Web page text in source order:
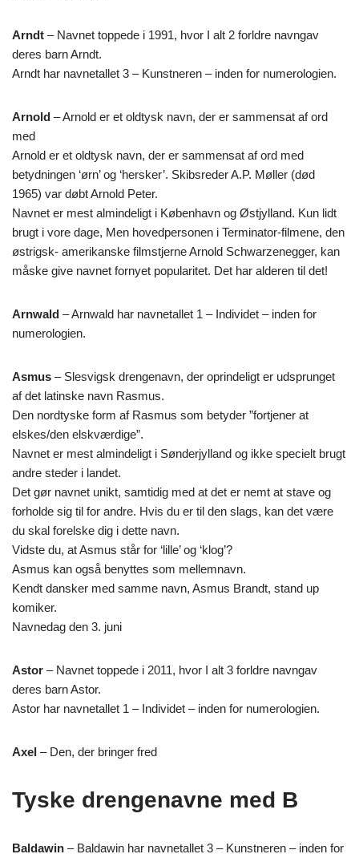
Arndt – Navnet toppede i 1991, hvor I alt 2 forldre navngav
deres barn Arndt.
Arndt har navnetallet 3 – Kunstneren – inden for numerologien.
Arnold – Arnold er et oldtysk navn, der er sammensat af ord
med
Arnold er et oldtysk navn, der er sammensat af ord med
betydningen ‘ørn’ og ‘hersker’. Skibsreder A.P. Møller (død
1965) var døbt Arnold Peter.
Navnet er mest almindeligt i København og Østjylland. Kun lidt
brugt i vore dage, Men hovedpersonen i Terminator-filmene, den
østrigsk- amerikanske filmstjerne Arnold Schwarzenegger, kan
måske give navnet fornyet popularitet. Det har alderen til det!
Arnwald – Arnwald har navnetallet 1 – Individet – inden for
numerologien.
Asmus – Slesvigsk drengenavn, der oprindeligt er udsprunget
af det latinske navn Rasmus.
Den nordtyske form af Rasmus som betyder ”fortjener at
elskes/den elskværdige”.
Navnet er mest almindeligt i Sønderjylland og ikke specielt brugt
andre steder i landet.
Det gør navnet unikt, samtidig med at det er nemt at stave og
forholde sig til for andre. Hvis du er til den slags, kan det være
du skal forelske dig i dette navn.
Vidste du, at Asmus står for ‘lille’ og ‘klog’?
Asmus kan også benyttes som mellemnavn.
Kendt dansker med samme navn, Asmus Brandt, stand up
komiker.
Navnedag den 3. juni
Astor – Navnet toppede i 2011, hvor I alt 3 forldre navngav
deres barn Astor.
Astor har navnetallet 1 – Individet – inden for numerologien.
Axel – Den, der bringer fred
Tyske drengenavne med B
Baldawin – Baldawin har navnetallet 3 – Kunstneren – inden for